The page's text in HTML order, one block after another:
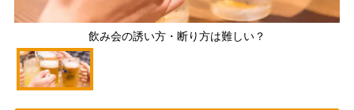
飲み会の誘い方・断り方は難しい？